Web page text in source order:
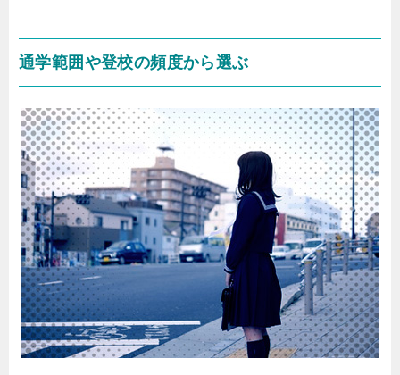
通学範囲や登校の頻度から選ぶ